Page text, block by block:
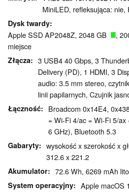
MiniLED, refleksująca: nie,
Dysk twardy
Apple SSD AP2048Z, 2048 GB
,
miejsce
Złącza
3 USB4 40 Gbps, 3
Delivery (PD), 1 HDMI, 3
audio: 3.5 mm stereo,
linii papilarnych, Czujnik
Łączność
Broadcom 0x14E4,
= Wi-Fi 4/ac = Wi-Fi 5/
6 GHz), Bluetooth 5.3
Gabaryty
wysokość x szerokość x
312.6 x 221.2
Akumulator 72.6 Wh, 6269 mAh
System operacyjny Apple macOS